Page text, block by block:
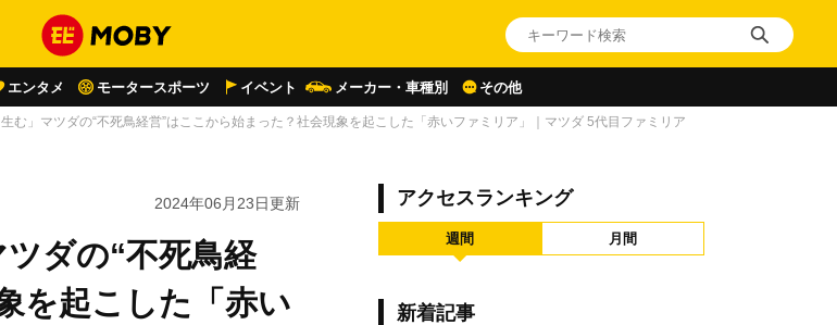
エンタメ モータースポーツ イベント メーカー・車種別 その他
生む」マツダの“不死鳥経営”はここから始まった？社会現象を起こした「赤いファミリア」｜マツダ 5代目ファミリア
2024年06月23日更新
ツダの“不死鳥経
を起こした「赤い
アクセスランキング
週間 月間
新着記事